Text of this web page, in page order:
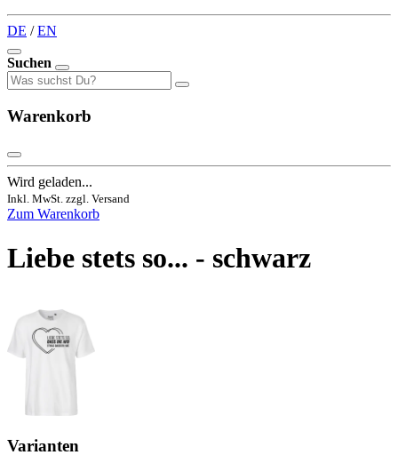
DE / EN
Suchen
Warenkorb
Wird geladen...
Inkl. MwSt. zzgl. Versand
Zum Warenkorb
Liebe stets so... - schwarz
Varianten